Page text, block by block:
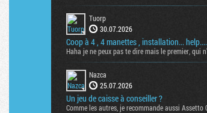
Tuorp
30.07.2026
Coop à 4 , 4 manettes , installation... help....
Haha je ne peux pas te dire mais le premier, qui
Nazca
25.07.2026
Un jeu de caisse à conseiller ?
Comme les autres, je recommande aussi Assetto